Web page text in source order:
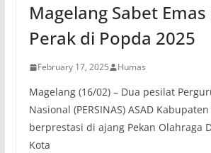
Magelang Sabet
Perak di Popda 2025
February 17, 2025 Humas
Magelang (16/02) – Dua pesilat
Nasional (PERSINAS) ASAD
berprestasi di ajang Pekan Olahraga
Kota